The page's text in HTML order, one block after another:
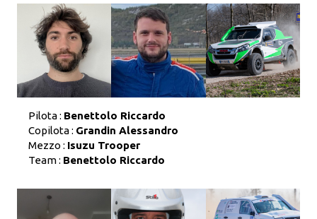
Pilota : Benettolo Riccardo
Copilota : Grandin Alessandro
Mezzo : Isuzu Trooper
Team : Benettolo Riccardo